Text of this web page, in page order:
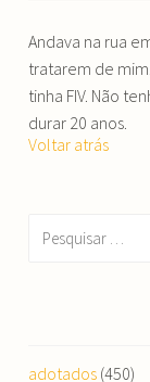
Andava na rua
tratarem de
tinha FIV. Não
durar 20 anos.
Voltar atrás
adotados (450)